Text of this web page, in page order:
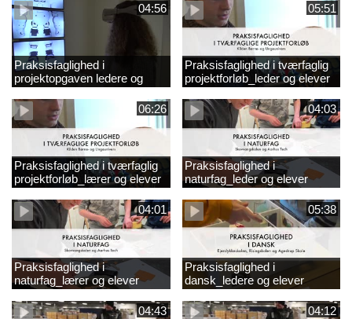
04:56
Praksisfaglighed i
projektopgaven ledere og
elever
05:51
Praksisfaglighed i tværfaglig
projektforløb_leder og elever
06:26
Praksisfaglighed i tværfaglig
projektforløb_lærer og elever
04:03
Praksisfaglighed i
naturfag_leder og elever
04:01
Praksisfaglighed i
naturfag_lærer og elever
05:38
Praksisfaglighed i
dansk_ledere og elever
04:43 04:12